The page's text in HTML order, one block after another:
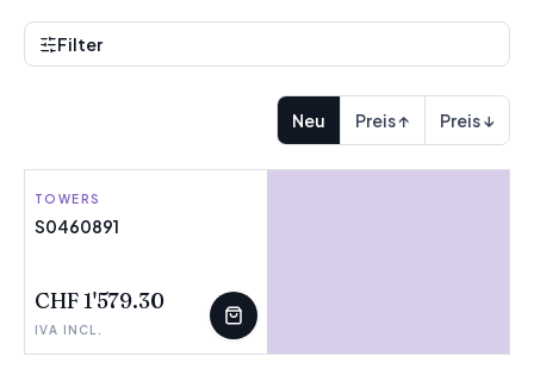
Filter
Neu Preis ↑ Preis ↓
TOWERS
S0460891
CHF 1'579.30
IVA INCL.